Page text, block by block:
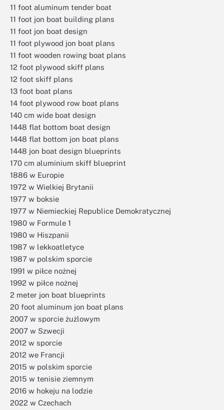
11 foot aluminum tender boat
11 foot jon boat building plans
11 foot jon boat design
11 foot plywood jon boat plans
11 foot wooden rowing boat plans
12 foot plywood skiff plans
12 foot skiff plans
13 foot boat plans
14 foot plywood row boat plans
140 cm wide boat design
1448 flat bottom boat design
1448 flat bottom jon boat plans
1448 jon boat design blueprints
170 cm aluminium skiff blueprint
1886 w Europie
1972 w Wielkiej Brytanii
1977 w boksie
1977 w Niemieckiej Republice Demokratycznej
1980 w Formule 1
1980 w Hiszpanii
1987 w lekkoatletyce
1987 w polskim sporcie
1991 w piłce nożnej
1992 w piłce nożnej
2 meter jon boat blueprints
20 foot aluminum jon boat plans
2007 w sporcie żużlowym
2007 w Szwecji
2012 w sporcie
2012 we Francji
2015 w polskim sporcie
2015 w tenisie ziemnym
2016 w hokeju na lodzie
2022 w Czechach